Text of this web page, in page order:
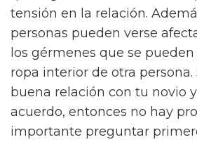
tensión en la relación.
personas pueden verse
los gérmenes que se
ropa interior de otra persona.
buena relación con tu novio
acuerdo, entonces no hay
importante preguntar